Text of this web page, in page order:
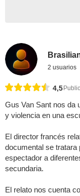
2 usuarios
4,5
Gus Van Sant nos da
y violencia en una
El director francés
documental se tratara
espectador a
secundaria.
El relato nos cuenta